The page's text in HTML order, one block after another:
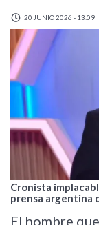
20 JUNIO 2026 - 13:09
Cronista
prensa argentina
El hombre